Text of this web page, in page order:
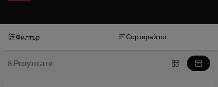
Филтър Сортирай по
8 Резултати